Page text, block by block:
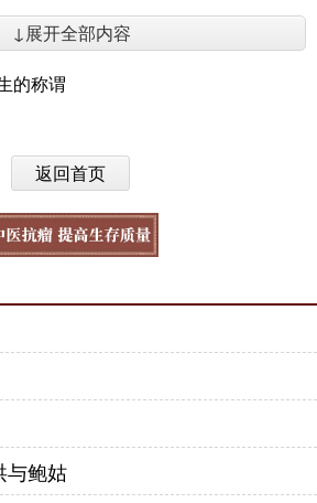
↓展开全部内容
的称谓
返回首页
与鲍姑